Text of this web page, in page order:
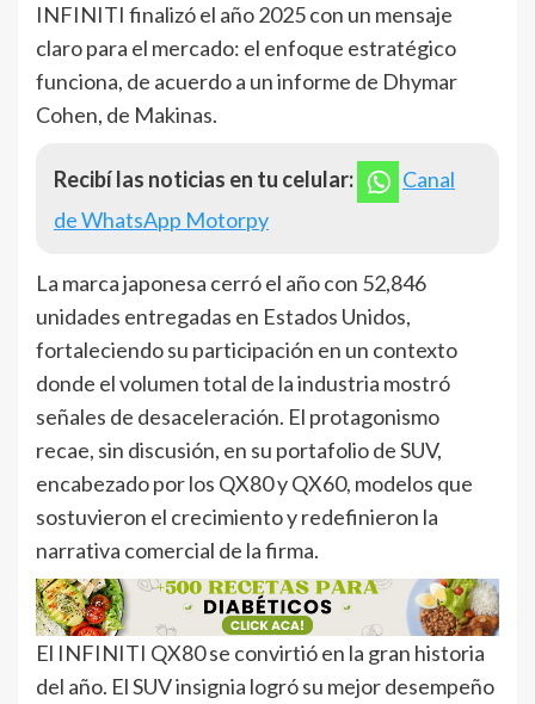
INFINITI finalizó el año 2025 con un mensaje
claro para el mercado: el enfoque estratégico
funciona, de acuerdo a un informe de Dhymar
Cohen, de Makinas.
Recibí las noticias en tu celular:
Canal
de WhatsApp Motorpy
La marca japonesa cerró el año con 52,846
unidades entregadas en Estados Unidos,
fortaleciendo su participación en un contexto
donde el volumen total de la industria mostró
señales de desaceleración. El protagonismo
recae, sin discusión, en su portafolio de SUV,
encabezado por los QX80 y QX60, modelos que
sostuvieron el crecimiento y redefinieron la
narrativa comercial de la firma.
El INFINITI QX80 se convirtió en la gran historia
del año. El SUV insignia logró su mejor desempeño